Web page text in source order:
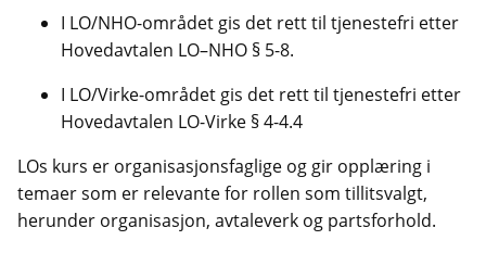
I LO/NHO-området gis det rett til tjenestefri etter
Hovedavtalen LO–NHO § 5-8.
I LO/Virke-området gis det rett til tjenestefri etter
Hovedavtalen LO-Virke § 4-4.4
LOs kurs er organisasjonsfaglige og gir opplæring i
temaer som er relevante for rollen som tillitsvalgt,
herunder organisasjon, avtaleverk og partsforhold.